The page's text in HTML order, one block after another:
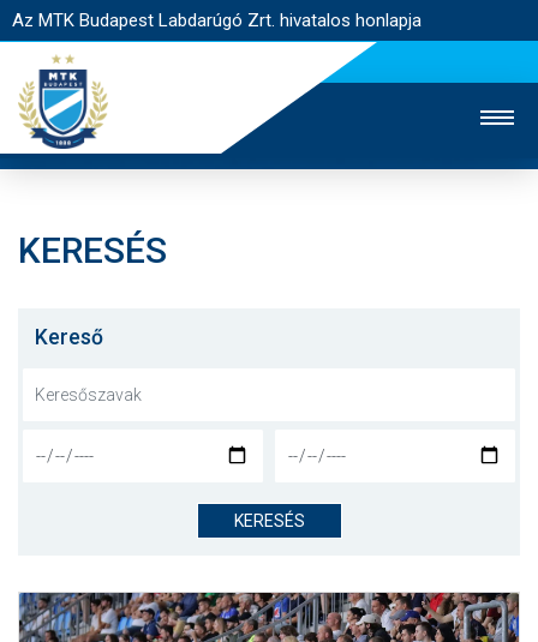
Az MTK Budapest Labdarúgó Zrt. hivatalos honlapja
JEGYÉRTÉKESÍTÉS
NYITÓLAP
CSAPATOK
KLUB
KERESÉS
Kereső
KERESÉS